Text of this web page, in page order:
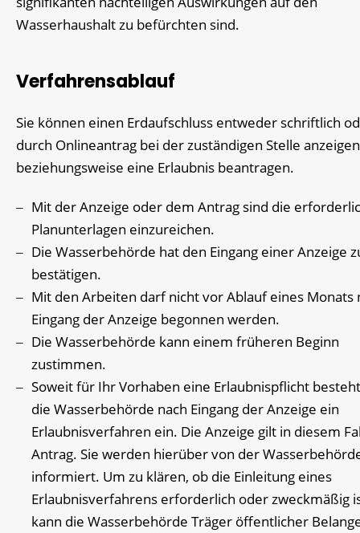
Wasserhaushalt zu befürchten sind.
Verfahrensablauf
Sie können einen Erdaufschluss entweder schriftlich
durch Onlineantrag bei der zuständigen Stelle
beziehungsweise eine Erlaubnis beantragen.
Mit der Anzeige oder dem Antrag sind die
Planunterlagen einzureichen.
Die Wasserbehörde hat den Eingang einer Anzeige
bestätigen.
Mit den Arbeiten darf nicht vor Ablauf eines Monats
Eingang der Anzeige begonnen werden.
Die Wasserbehörde kann einem früheren Beginn
zustimmen.
Soweit für Ihr Vorhaben eine Erlaubnispflicht
die Wasserbehörde nach Eingang der Anzeige ein
Erlaubnisverfahren ein. Die Anzeige gilt in diesem
Antrag. Sie werden hierüber von der
informiert. Um zu klären, ob die Einleitung eines
Erlaubnisverfahrens erforderlich oder zweckmäßig
kann die Wasserbehörde Träger öffentlicher